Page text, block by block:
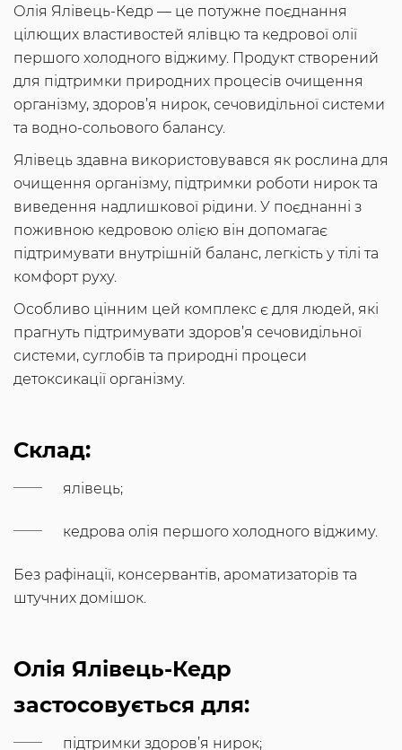
Олія Ялівець-Кедр — це потужне поєднання
цілющих властивостей ялівцю та кедрової олії
першого холодного віджиму. Продукт створений
для підтримки природних процесів очищення
організму, здоров’я нирок, сечовидільної системи
та водно-сольового балансу.
Ялівець здавна використовувався як рослина для
очищення організму, підтримки роботи нирок та
виведення надлишкової рідини. У поєднанні з
поживною кедровою олією він допомагає
підтримувати внутрішній баланс, легкість у тілі та
комфорт руху.
Особливо цінним цей комплекс є для людей, які
прагнуть підтримувати здоров’я сечовидільної
системи, суглобів та природні процеси
детоксикації організму.
Склад:
ялівець;
кедрова олія першого холодного віджиму.
Без рафінації, консервантів, ароматизаторів та
штучних домішок.
Олія Ялівець-Кедр
застосовується для:
підтримки здоров’я нирок;